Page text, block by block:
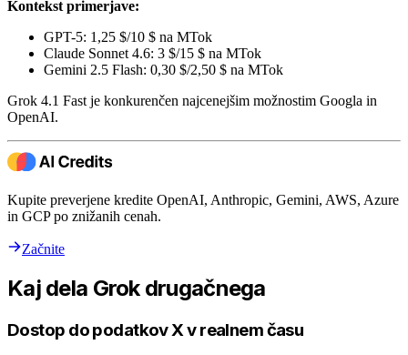
Kontekst primerjave:
GPT-5: 1,25 $/10 $ na MTok
Claude Sonnet 4.6: 3 $/15 $ na MTok
Gemini 2.5 Flash: 0,30 $/2,50 $ na MTok
Grok 4.1 Fast je konkurenčen najcenejšim možnostim Googla in
OpenAI.
Kupite preverjene kredite OpenAI, Anthropic, Gemini, AWS, Azure
in GCP po znižanih cenah.
Začnite
Kaj dela Grok drugačnega
Dostop do podatkov X v realnem času